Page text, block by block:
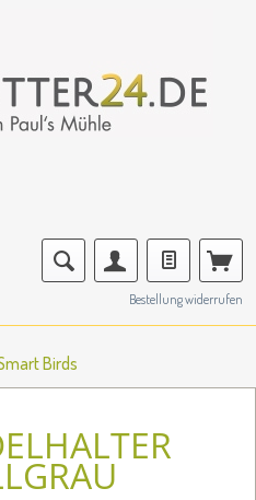
Bestellung widerrufen
Birds